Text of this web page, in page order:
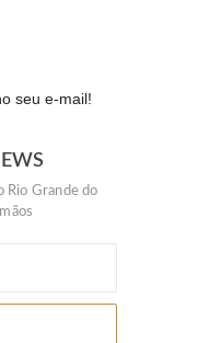
seu e-mail!
Rio Grande do